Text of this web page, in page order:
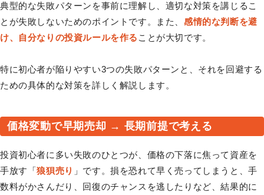
典型的な失敗パターンを事前に理解し、適切な対策を講じるこ
とが失敗しないためのポイントです。また、 感情的な判断を避
け、自分なりの投資ルールを作る ことが大切です。
特に初心者が陥りやすい3つの失敗パターンと、それを回避する
ための具体的な対策を詳しく解説します。
価格変動で早期売却 → 長期前提で考える
投資初心者に多い失敗のひとつが、価格の下落に焦って資産を
手放す「狼狽売り 」です。損を恐れて早く売ってしまうと、手
数料がかさんだり、回復のチャンスを逃したりなど、結果的に